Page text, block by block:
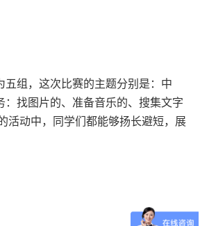
组，这次比赛的主题分别是：中
找图片的、准备音乐的、搜集文字
活动中，同学们都能够扬长避短，展